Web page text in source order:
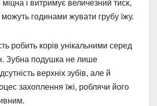
і витримує величезний тиск,
годинами жувати грубу їжу.
робить корів унікальними серед
Зубна подушка не лише
верхніх зубів, але й
захоплення їжі, роблячи його